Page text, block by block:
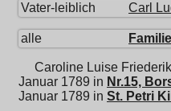
Vater-leiblich Carl
alle
Caroline Luise
Januar 1789 in Nr.15,
Januar 1789 in St. Petri